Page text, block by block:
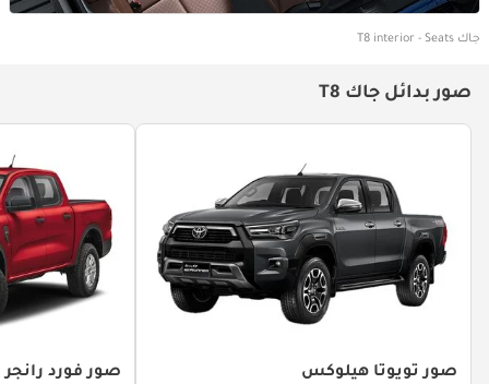
جاك T8 interior - Seats
صور بدائل جاك T8
صور تويوتا هيلوكس صور فورد رانجر